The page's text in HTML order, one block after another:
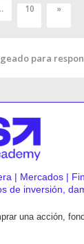
10 »
para
| Mercados |
de inversión,
una acción,